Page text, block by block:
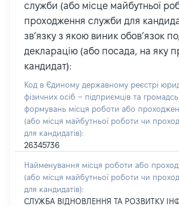
служби (або місце майбутньої
проходження служби для
зв’язку з якою виник обов’язок
декларацію (або посада, на яку
кандидат):
Код в Єдиному державному реєстрі
фізичних осіб – підприємців та
формувань місця роботи або
(або місця майбутньої роботи чи
для кандидатів):
26345736
Найменування місця роботи або
(або місця майбутньої роботи чи
для кандидатів):
СЛУЖБА ВІДНОВЛЕННЯ ТА РОЗВИТКУ